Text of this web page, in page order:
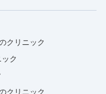
クリニック
ク
クリニック